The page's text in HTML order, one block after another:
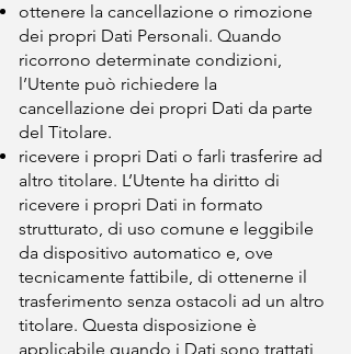
ottenere la cancellazione o rimozione
dei propri Dati Personali. Quando
ricorrono determinate condizioni,
l’Utente può richiedere la
cancellazione dei propri Dati da parte
del Titolare.
ricevere i propri Dati o farli trasferire ad
altro titolare. L’Utente ha diritto di
ricevere i propri Dati in formato
strutturato, di uso comune e leggibile
da dispositivo automatico e, ove
tecnicamente fattibile, di ottenerne il
trasferimento senza ostacoli ad un altro
titolare. Questa disposizione è
applicabile quando i Dati sono trattati